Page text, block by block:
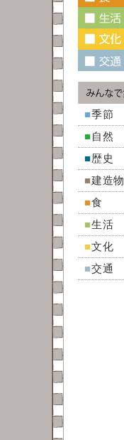
■季節
■自然
■歴史
■建造物
■食
■生活
■文化
■交通